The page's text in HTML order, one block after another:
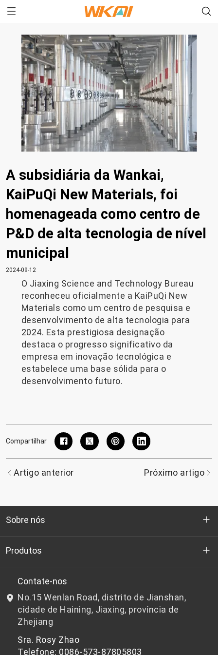
A subsidiária da Wankai,
KaiPuQi New Materials, foi
homenageada como centro de
P&D de alta tecnologia de nível
municipal
2024-09-12
O Jiaxing Science and Technology Bureau
reconheceu oficialmente a KaiPuQi New
Materials como um centro de pesquisa e
desenvolvimento de alta tecnologia para
2024. Esta prestigiosa designação
destaca o progresso significativo da
empresa em inovação tecnológica e
estabelece uma base sólida para o
desenvolvimento futuro.
Compartilhar
Artigo anterior Próximo artigo
Sobre nós
Quem somos
P&D
Notícias e Eventos
política de Privacidade
Produtos
Chips de PET de qualidade para garrafas
Chips de PET não adequados para garrafas
Contate-nos
No.15 Wenlan Road, distrito de Jianshan,
cidade de Haining, Jiaxing, província de
Zhejiang
Sra. Rosy Zhao
Telefone: 0086-573-87805803